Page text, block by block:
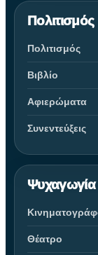
Πολιτισμός
Πολιτισμός
Βιβλίο
Αφιερώματα
Συνεντεύξεις
Ψυχαγωγία
Θέατρο